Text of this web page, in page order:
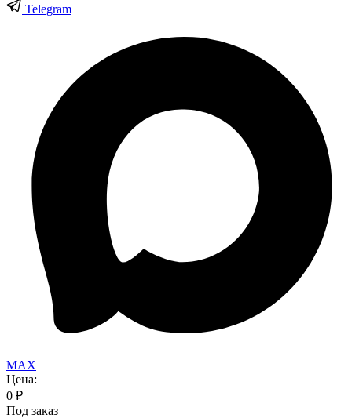
Telegram
MAX
Цена:
0 ₽
Под заказ